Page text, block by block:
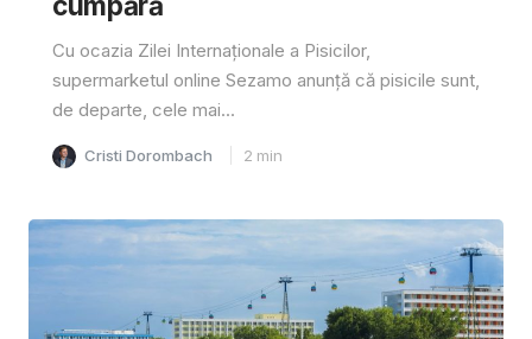
Cu ocazia Zilei Internaționale a Pisicilor,
supermarketul online Sezamo anunță că pisicile sunt,
de departe, cele mai...
Cristi Dorombach 2 min